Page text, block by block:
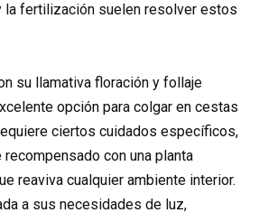
la fertilización suelen resolver estos
su llamativa floración y follaje
opción para colgar en cestas
ciertos cuidados específicos,
con una planta
reaviva cualquier ambiente interior.
a sus necesidades de luz,